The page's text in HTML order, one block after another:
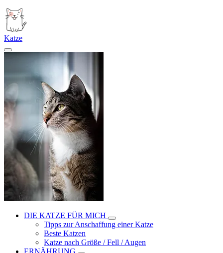
Katze
DIE KATZE FÜR MICH
Tipps zur Anschaffung einer Katze
Beste Katzen
Katze nach Größe / Fell / Augen
ERNÄHRUNG